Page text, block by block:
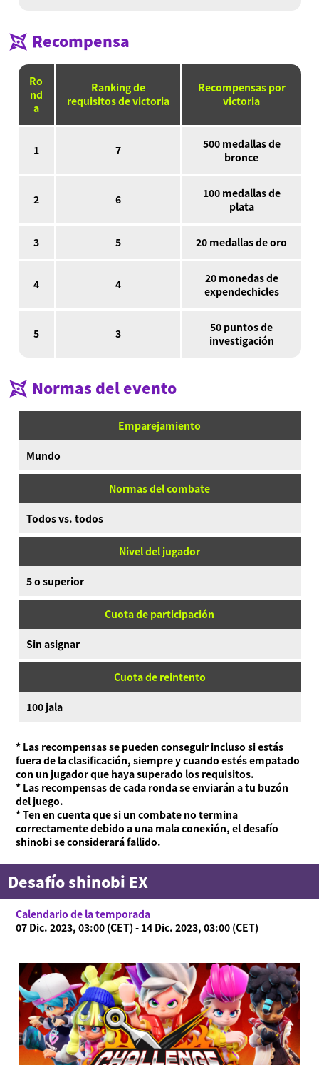
Recompensa
Ro
nd
a
Ranking de
requisitos de victoria
Recompensas por
victoria
1 7
500 medallas de
bronce
2 6
100 medallas de
plata
3 5 20 medallas de oro
4 4
20 monedas de
expendechicles
5 3
50 puntos de
investigación
Normas del evento
Emparejamiento
Mundo
Normas del combate
Todos vs. todos
Nivel del jugador
5 o superior
Cuota de participación
Sin asignar
Cuota de reintento
100 jala
* Las recompensas se pueden conseguir incluso si estás
fuera de la clasificación, siempre y cuando estés empatado
con un jugador que haya superado los requisitos.
* Las recompensas de cada ronda se enviarán a tu buzón
del juego.
* Ten en cuenta que si un combate no termina
correctamente debido a una mala conexión, el desafío
shinobi se considerará fallido.
Desafío shinobi EX
Calendario de la temporada
07 Dic. 2023, 03:00 (CET) - 14 Dic. 2023, 03:00 (CET)